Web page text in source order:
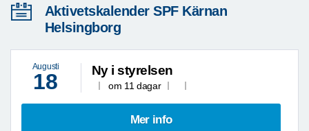
Aktivetskalender SPF Kärnan
Helsingborg
Augusti
18 Ny i styrelsen
om 11 dagar